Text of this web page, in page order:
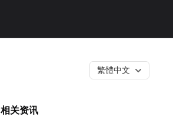
繁體中文
相关资讯